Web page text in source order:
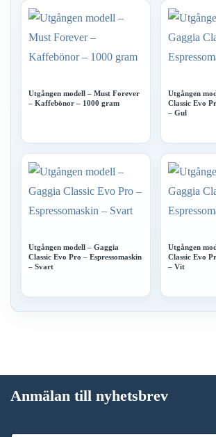
Utgången modell – Must Forever
– Kaffebönor – 1000 gram
Utgången
Classic Evo
– Gul
Utgången modell – Gaggia
Classic Evo Pro – Espressomaskin
– Svart
Utgången
Classic Evo
– Vit
Anmälan till nyhetsbrev